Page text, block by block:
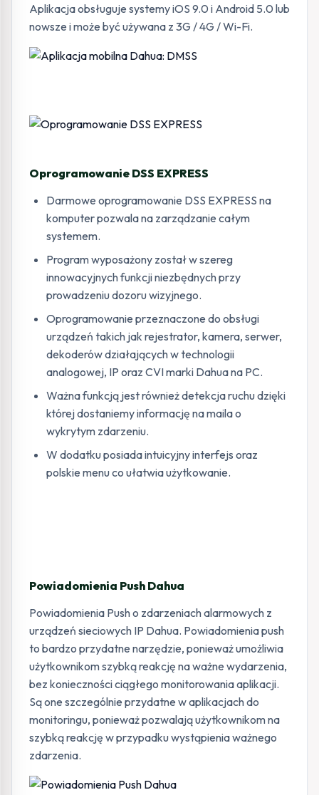
Aplikacja obsługuje systemy iOS 9.0 i Android 5.0 lub
nowsze i może być używana z 3G / 4G / Wi-Fi.
Oprogramowanie DSS EXPRESS
Darmowe oprogramowanie DSS EXPRESS na
komputer pozwala na zarządzanie całym
systemem.
Program wyposażony został w szereg
innowacyjnych funkcji niezbędnych przy
prowadzeniu dozoru wizyjnego.
Oprogramowanie przeznaczone do obsługi
urządzeń takich jak rejestrator, kamera, serwer,
dekoderów działających w technologii
analogowej, IP oraz CVI marki Dahua na PC.
Ważna funkcją jest również detekcja ruchu dzięki
której dostaniemy informację na maila o
wykrytym zdarzeniu.
W dodatku posiada intuicyjny interfejs oraz
polskie menu co ułatwia użytkowanie.
Powiadomienia Push Dahua
Powiadomienia Push o zdarzeniach alarmowych z
urządzeń sieciowych IP Dahua. Powiadomienia push
to bardzo przydatne narzędzie, ponieważ umożliwia
użytkownikom szybką reakcję na ważne wydarzenia,
bez konieczności ciągłego monitorowania aplikacji.
Są one szczególnie przydatne w aplikacjach do
monitoringu, ponieważ pozwalają użytkownikom na
szybką reakcję w przypadku wystąpienia ważnego
zdarzenia.